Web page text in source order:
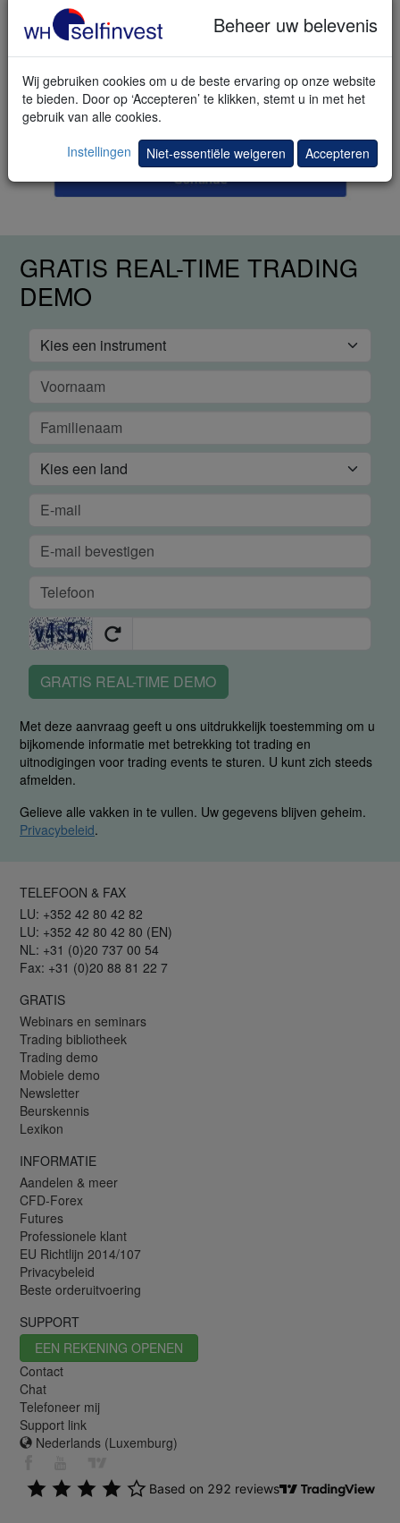
Beheer uw belevenis
Wij gebruiken cookies om u de beste ervaring op onze website
te bieden. Door op ‘Accepteren’ te klikken, stemt u in met het
gebruik van alle cookies.
Instellingen
Niet-essentiële weigeren Accepteren
GRATIS REAL-TIME TRADING
DEMO
GRATIS REAL-TIME DEMO
Met deze aanvraag geeft u ons uitdrukkelijk toestemming om u
bijkomende informatie met betrekking tot trading en
uitnodigingen voor trading events te sturen. U kunt zich steeds
afmelden.
Gelieve alle vakken in te vullen. Uw gegevens blijven geheim.
Privacybeleid.
TELEFOON & FAX
LU: +352 42 80 42 82
LU: +352 42 80 42 80 (EN)
NL: +31 (0)20 737 00 54
Fax: +31 (0)20 88 81 22 7
GRATIS
Webinars en seminars
Trading bibliotheek
Trading demo
Mobiele demo
Newsletter
Beurskennis
Lexikon
INFORMATIE
Aandelen & meer
CFD-Forex
Futures
Professionele klant
EU Richtlijn 2014/107
Privacybeleid
Beste orderuitvoering
SUPPORT
EEN REKENING OPENEN
Contact
Chat
Telefoneer mij
Support link
Nederlands (Luxemburg)